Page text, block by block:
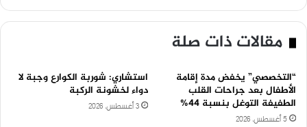
مقالات ذات صلة
“التخصصي” يخفض مدة إقامة
الأطفال بعد جراحات القلب
الطفيفة التوغل بنسبة 44%
5 أغسطس، 2026
استشاري: شوربة الكوارع وجبة لا
دواء لخشونة الركبة
3 أغسطس، 2026